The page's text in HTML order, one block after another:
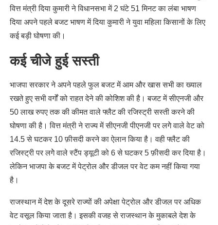
वित्त मंत्री दिया कुमारी ने विधानसभा में 2 घंटे 51 मिनट का लंबा भाषण
दिया अपने पहले बजट भाषण में दिया कुमारी ने युवा महिला किसानों के लिए
कई बड़ी घोषणा की।
कई चीजे हुई सस्ती
भाजपा सरकार ने अपने पहले फुल बजट में आम और खास सभी का ख्याल
रखते हुए सभी वर्गों को राहत देने की कोशिश की है। बजट में सीएनजी और
50 लाख रुपए तक की कीमत वाले फ्लैट की रजिस्ट्री सस्ती करने की
घोषणा की है। वित्त मंत्री ने राज्य में सीएनजी पीएनजी पर लगेे वाले वेट को
14.5 से घटकर 10 फ़ीसदी करने का ऐलान किया है। वही फ्लैट की
रजिस्ट्री पर लगेे वाले स्टैंप ड्यूटी को 6 से घटकर 5 फ़ीसदी कर दिया है।
लेकिन भाजपा के बजट में पेट्रोल और डीजल पर वेट कम नहीं किया गया
है।
राजस्थान में देश के दूसरे राज्यों की अपेक्षा पेट्रोल और डीजल पर अधिक
वेट वसूल किया जाता है। इसकी वजह से राजस्थान के मुकाबले देश के